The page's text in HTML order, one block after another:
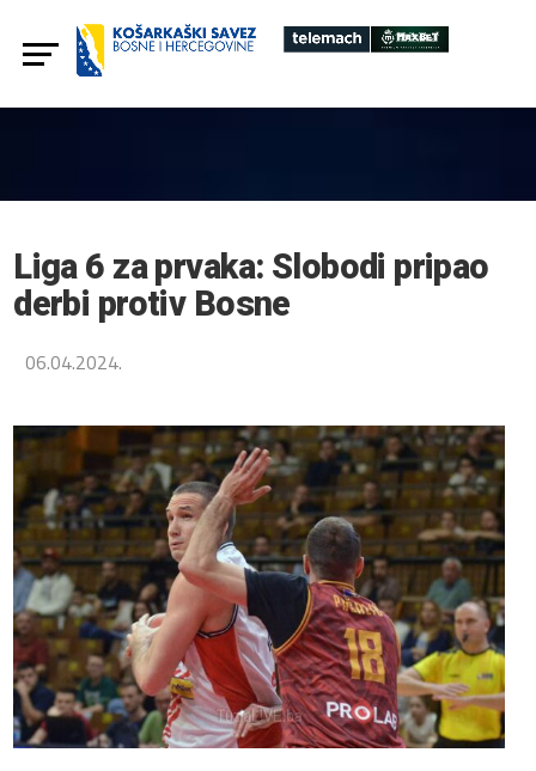
Liga 6 za prvaka: Slobodi pripao
derbi protiv Bosne
06.04.2024.